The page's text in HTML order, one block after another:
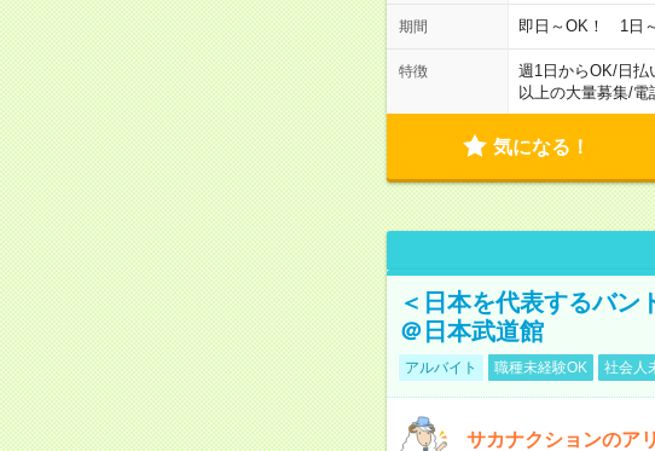
期間 即日～OK！ 1日～
特徴 週1日からOK/日払
以上の大量募集/電
気になる！
＜日本を代表するバン
＠日本武道館
アルバイト 職種未経験OK 社会人
サカナクションのア